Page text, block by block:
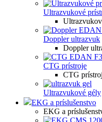
Ultrazvukové
Doppler ultrazvuk
Doppler
CTG prístroje
CTG
Ultrazvukové gély
EKG a príslušenstvo
EKG a